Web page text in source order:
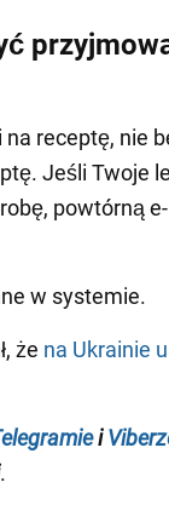
receptę, nie
Jeśli Twoje
powtórną
w systemie.
że na Ukrainie
i
.